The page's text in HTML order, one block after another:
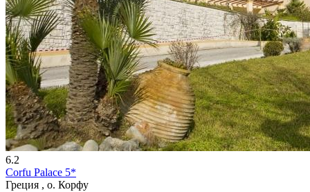
6.2
Corfu Palace 5*
Греция , о. Корфу